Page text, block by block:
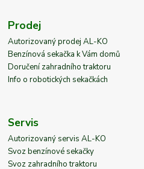
Prodej
Autorizovaný prodej AL-KO
Benzínová sekačka k Vám domů
Doručení zahradního traktoru
Info o robotických sekačkách
Servis
Autorizovaný servis AL-KO
Svoz benzínové sekačky
Svoz zahradního traktoru